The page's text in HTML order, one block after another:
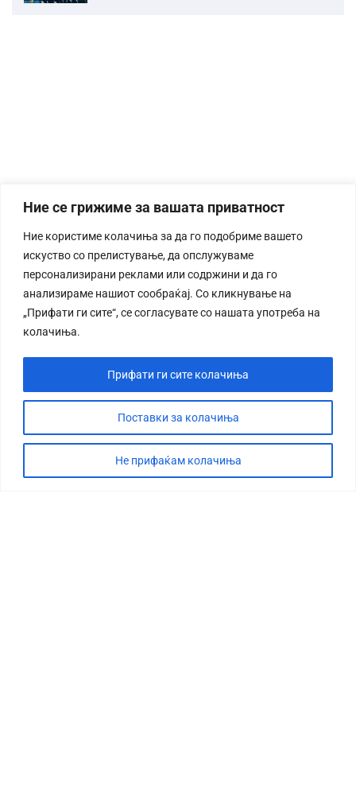
Ние се грижиме за вашата приватност
Ние користиме колачиња за да го подобриме вашето
искуство со прелистување, да опслужуваме
персонализирани реклами или содржини и да го
анализираме нашиот сообраќај. Со кликнување на
„Прифати ги сите“, се согласувате со нашата употреба на
колачиња.
Поставки за колачиња
Не прифаќам колачиња
Прифати ги сите колачиња